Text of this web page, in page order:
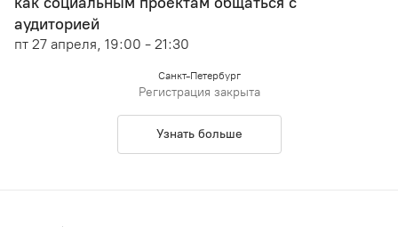
аудиторией
пт 27 апреля, 19:00 - 21:30
Санкт-Петербург
Регистрация закрыта
Узнать больше